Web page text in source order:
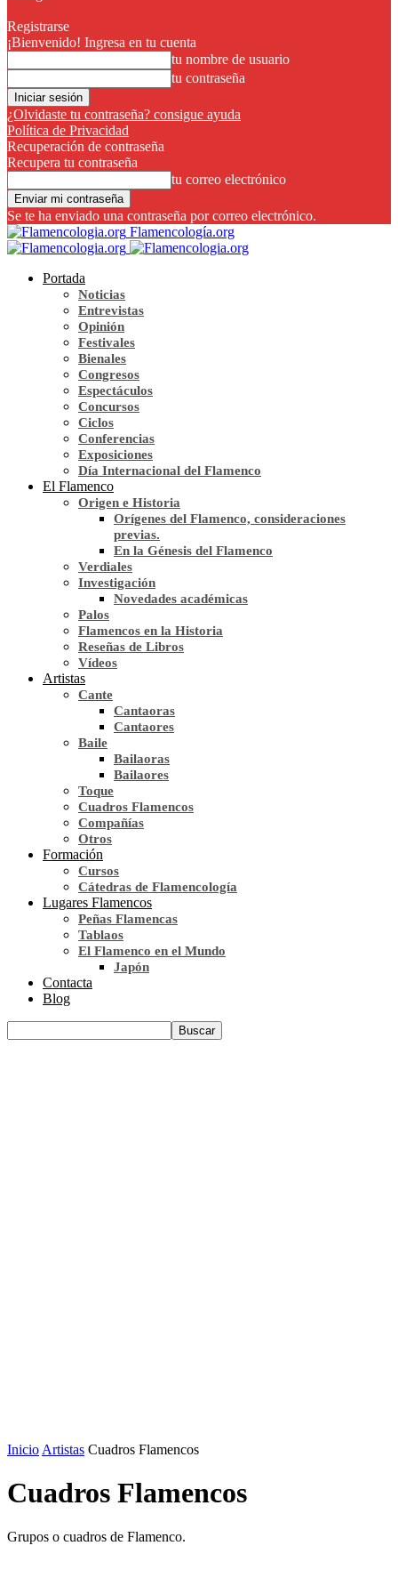
Registrarse
¡Bienvenido! Ingresa en tu cuenta
tu nombre de usuario
tu contraseña
¿Olvidaste tu contraseña? consigue ayuda
Política de Privacidad
Recuperación de contraseña
Recupera tu contraseña
tu correo electrónico
Se te ha enviado una contraseña por correo electrónico.
Flamencología.org
Portada
Noticias
Entrevistas
Opinión
Festivales
Bienales
Congresos
Espectáculos
Concursos
Ciclos
Conferencias
Exposiciones
Día Internacional del Flamenco
El Flamenco
Origen e Historia
Orígenes del Flamenco, consideraciones
previas.
En la Génesis del Flamenco
Verdiales
Investigación
Novedades académicas
Palos
Flamencos en la Historia
Reseñas de Libros
Vídeos
Artistas
Cante
Cantaoras
Cantaores
Baile
Bailaoras
Bailaores
Toque
Cuadros Flamencos
Compañías
Otros
Formación
Cursos
Cátedras de Flamencología
Lugares Flamencos
Peñas Flamencas
Tablaos
El Flamenco en el Mundo
Japón
Contacta
Blog
Inicio Artistas Cuadros Flamencos
Cuadros Flamencos
Grupos o cuadros de Flamenco.